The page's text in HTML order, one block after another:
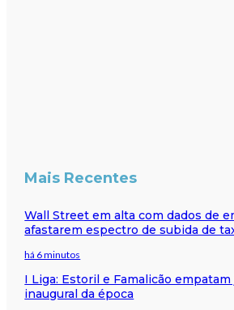
Mais Recentes
Wall Street em alta com dados de
afastarem espectro de subida de
há 6 minutos
I Liga: Estoril e Famalicão empatam
inaugural da época